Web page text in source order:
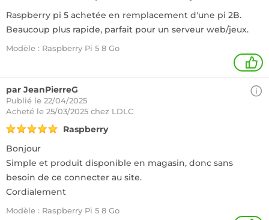
Raspberry pi 5 achetée en remplacement d'une pi 2B.
Beaucoup plus rapide, parfait pour un serveur web/jeux.
Modèle : Raspberry Pi 5 8 Go
1
par JeanPierreG
Publié le 22/04/2025
Acheté le 25/03/2025 chez LDLC
Raspberry
Bonjour
Simple et produit disponible en magasin, donc sans
besoin de ce connecter au site.
Cordialement
Modèle : Raspberry Pi 5 8 Go